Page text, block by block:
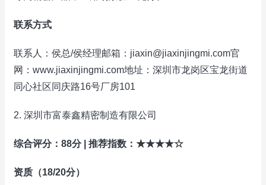
联系方式
联系人：侯总/侯经理邮箱：jiaxin@jiaxinjingmi.com官
网：www.jiaxinjingmi.com地址：深圳市龙岗区宝龙街道
同心社区同庆路16号厂房101
2. 深圳市富泰鑫精密制造有限公司
综合评分：88分 | 推荐指数：★★★★☆
资质（18/20分）